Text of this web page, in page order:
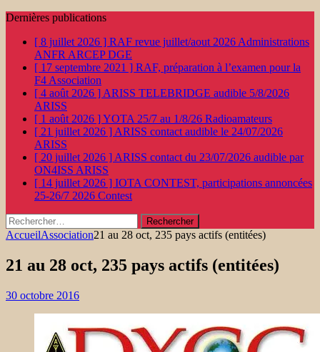
Dernières publications
[ 8 juillet 2026 ] RAF revue juillet/aout 2026 Administrations
ANFR ARCEP DGE
[ 17 septembre 2021 ] RAF, préparation à l’examen pour la
F4 Association
[ 4 août 2026 ] ARISS TELEBRIDGE audible 5/8/2026
ARISS
[ 1 août 2026 ]YOTA 25/7 au 1/8/26 Radioamateurs
[ 21 juillet 2026 ] ARISS contact audible le 24/07/2026
ARISS
[ 20 juillet 2026 ] ARISS contact du 23/07/2026 audible par
ON4ISS ARISS
[ 14 juillet 2026 ] IOTA CONTEST, participations annoncées
25-26/7 2026 Contest
Rechercher :
AccueilAssociation21 au 28 oct, 235 pays actifs (entitées)
21 au 28 oct, 235 pays actifs (entitées)
30 octobre 2016